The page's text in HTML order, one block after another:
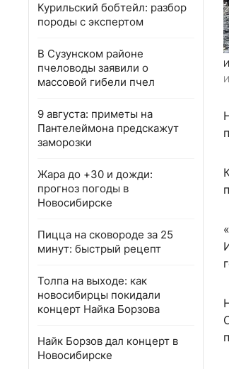
Курильский бобтейл: разбор
породы с экспертом
В Сузунском районе
пчеловоды заявили о
массовой гибели пчел
9 августа: приметы на
Пантелеймона предскажут
заморозки
Жара до +30 и дожди:
прогноз погоды в
Новосибирске
Пицца на сковороде за 25
минут: быстрый рецепт
Толпа на выходе: как
новосибирцы покидали
концерт Найка Борзова
Найк Борзов дал концерт в
Новосибирске